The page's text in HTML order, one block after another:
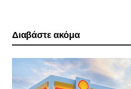
Διαβάστε ακόμα